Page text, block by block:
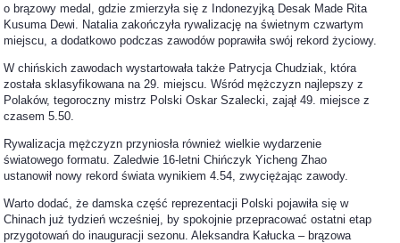
o brązowy medal, gdzie zmierzyła się z Indonezyjką Desak Made Rita
Kusuma Dewi. Natalia zakończyła rywalizację na świetnym czwartym
miejscu, a dodatkowo podczas zawodów poprawiła swój rekord życiowy.
W chińskich zawodach wystartowała także Patrycja Chudziak, która
została sklasyfikowana na 29. miejscu. Wśród mężczyzn najlepszy z
Polaków, tegoroczny mistrz Polski Oskar Szalecki, zajął 49. miejsce z
czasem 5.50.
Rywalizacja mężczyzn przyniosła również wielkie wydarzenie
światowego formatu. Zaledwie 16-letni Chińczyk Yicheng Zhao
ustanowił nowy rekord świata wynikiem 4.54, zwyciężając zawody.
Warto dodać, że damska część reprezentacji Polski pojawiła się w
Chinach już tydzień wcześniej, by spokojnie przepracować ostatni etap
przygotowań do inauguracji sezonu. Aleksandra Kałucka – brązowa